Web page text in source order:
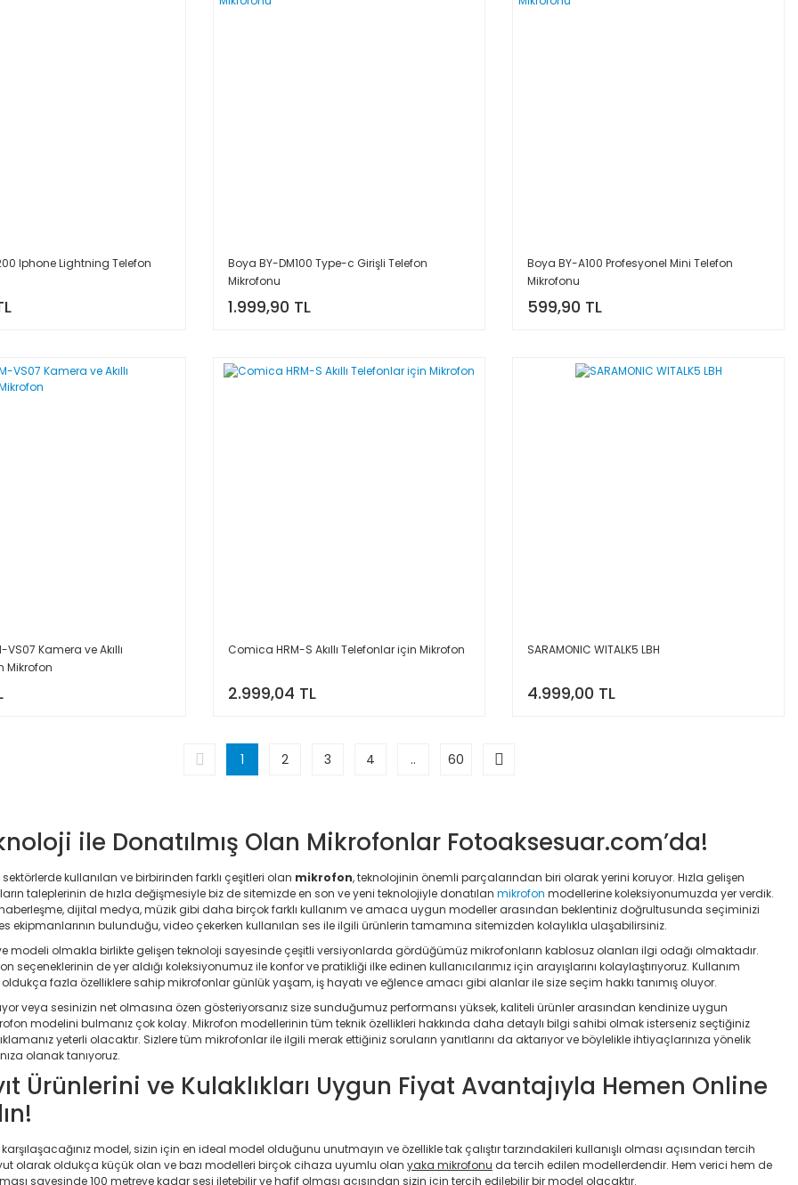
Iphone Lightning Telefon
Boya BY-DM100 Type-c Girişli Telefon
Mikrofonu
1.999,90 TL
Boya BY-A100 Profesyonel Mini Telefon
Mikrofonu
599,90 TL
Kamera ve Akıllı
Mikrofon
Comica HRM-S Akıllı Telefonlar için Mikrofon
2.999,04 TL
SARAMONIC WITALK5 LBH
4.999,00 TL
1 2 3 4 .. 60
ile Donatılmış Olan Mikrofonlar Fotoaksesuar.com’da!
sektörlerde kullanılan ve birbirinden farklı çeşitleri olan mikrofon, teknolojinin önemli parçalarından biri olarak yerini koruyor. Hızla gelişen
taleplerinin de hızla değişmesiyle biz de sitemizde en son ve yeni teknolojiyle donatılan mikrofon modellerine koleksiyonumuzda yer verdik.
dijital medya, müzik gibi daha birçok farklı kullanım ve amaca uygun modeller arasından beklentiniz doğrultusunda seçiminizi
ekipmanlarının bulunduğu, video çekerken kullanılan ses ile ilgili ürünlerin tamamına sitemizden kolaylıkla ulaşabilirsiniz.
modeli olmakla birlikte gelişen teknoloji sayesinde çeşitli versiyonlarda gördüğümüz mikrofonların kablosuz olanları ilgi odağı olmaktadır.
seçeneklerinin de yer aldığı koleksiyonumuz ile konfor ve pratikliği ilke edinen kullanıcılarımız için arayışlarını kolaylaştırıyoruz. Kullanım
fazla özelliklere sahip mikrofonlar günlük yaşam, iş hayatı ve eğlence amacı gibi alanlar ile size seçim hakkı tanımış oluyor.
veya sesinizin net olmasına özen gösteriyorsanız size sunduğumuz performansı yüksek, kaliteli ürünler arasından kendinize uygun
modelini bulmanız çok kolay. Mikrofon modellerinin tüm teknik özellikleri hakkında daha detaylı bilgi sahibi olmak isterseniz seçtiğiniz
yeterli olacaktır. Sizlere tüm mikrofonlar ile ilgili merak ettiğiniz soruların yanıtlarını da aktarıyor ve böylelikle ihtiyaçlarınıza yönelik
olanak tanıyoruz.
Ürünlerini ve Kulaklıkları Uygun Fiyat Avantajıyla Hemen Online
model, sizin için en ideal model olduğunu unutmayın ve özellikle tak çalıştır tarzındakileri kullanışlı olması açısından tercih
olarak oldukça küçük olan ve bazı modelleri birçok cihaza uyumlu olan yaka mikrofonu da tercih edilen modellerdendir. Hem verici hem de
sayesinde 100 metreye kadar sesi iletebilir ve hafif olması açısından sizin için tercih edilebilir bir model olacaktır.